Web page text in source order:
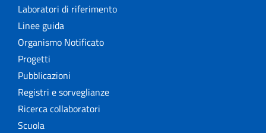
Laboratori di riferimento
Linee guida
Organismo Notificato
Progetti
Pubblicazioni
Registri e sorveglianze
Ricerca collaboratori
Scuola